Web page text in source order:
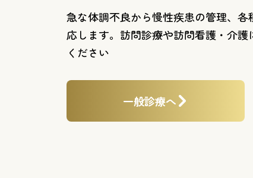
急な体調不良から慢性疾患の管理、
応します。訪問診療や訪問看護・介
ください
一般診療へ